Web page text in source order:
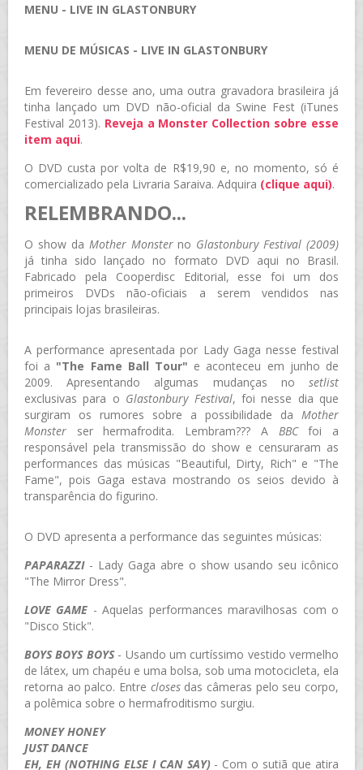
MENU - LIVE IN GLASTONBURY
MENU DE MÚSICAS - LIVE IN GLASTONBURY
Em fevereiro desse ano, uma outra gravadora brasileira já
tinha lançado um DVD não-oficial da Swine Fest (iTunes
Festival 2013). Reveja a Monster Collection sobre esse
item aqui.
O DVD custa por volta de R$19,90 e, no momento, só é
comercializado pela Livraria Saraiva. Adquira (clique aqui).
RELEMBRANDO...
O show da Mother Monsterno Glastonbury Festival (2009)
já tinha sido lançado no formato DVD aqui no Brasil.
Fabricado pela Cooperdisc Editorial, esse foi um dos
primeiros DVDs não-oficiais a serem vendidos nas
principais lojas brasileiras.
A performance apresentada por Lady Gaga nesse festival
foi a "The Fame Ball Tour" e aconteceu em junho de
2009. Apresentando algumas mudanças no setlist
exclusivas para o Glastonbury Festival, foi nesse dia que
surgiram os rumores sobre a possibilidade da Mother
Monster ser hermafrodita. Lembram??? A BBCfoi a
responsável pela transmissão do show e censuraram as
performances das músicas "Beautiful, Dirty, Rich" e "The
Fame", pois Gaga estava mostrando os seios devido à
transparência do figurino.
O DVD apresenta a performance das seguintes músicas:
PAPARAZZI- Lady Gaga abre o show usando seu icônico
"The Mirror Dress".
LOVE GAME - Aquelas performances maravilhosas com o
"Disco Stick".
BOYS BOYS BOYS- Usando um curtíssimo vestido vermelho
de látex, um chapéu e uma bolsa, sob uma motocicleta, ela
retorna ao palco. Entre closesdas câmeras pelo seu corpo,
a polêmica sobre o hermafroditismo surgiu.
MONEY HONEY
JUST DANCE
EH, EH (NOTHING ELSE I CAN SAY)- Com o sutiã que atira